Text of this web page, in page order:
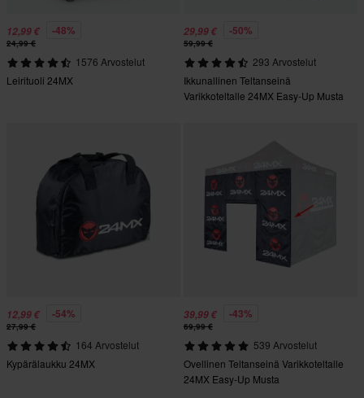
12,99 € -48%
24,99 €
1576 Arvostelut
Leirituoli 24MX
29,99 € -50%
59,99 €
293 Arvostelut
Ikkunallinen Teltanseinä
Varikkoteltalle 24MX Easy-Up Musta
12,99 € -54%
27,99 €
164 Arvostelut
Kypärälaukku 24MX
39,99 € -43%
69,99 €
539 Arvostelut
Ovellinen Teltanseinä Varikkoteltalle
24MX Easy-Up Musta